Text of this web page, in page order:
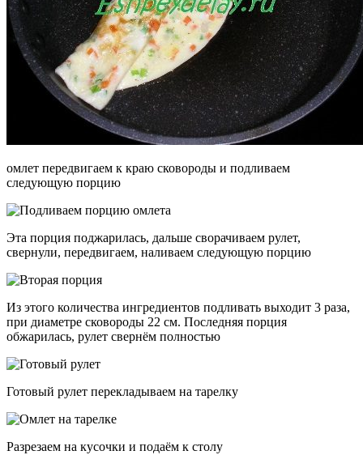
омлет передвигаем к краю сковороды и подливаем
следующую порцию
Эта порция поджарилась, дальше сворачиваем рулет,
свернули, передвигаем, наливаем следующую порцию
Из этого количества ингредиентов подливать выходит 3 раза,
при диаметре сковороды 22 см. Последняя порция
обжарилась, рулет свернём полностью
Готовый рулет перекладываем на тарелку
Разрезаем на кусочки и подаём к столу